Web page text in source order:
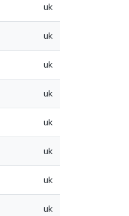
uk
uk
uk
uk
uk
uk
uk
uk